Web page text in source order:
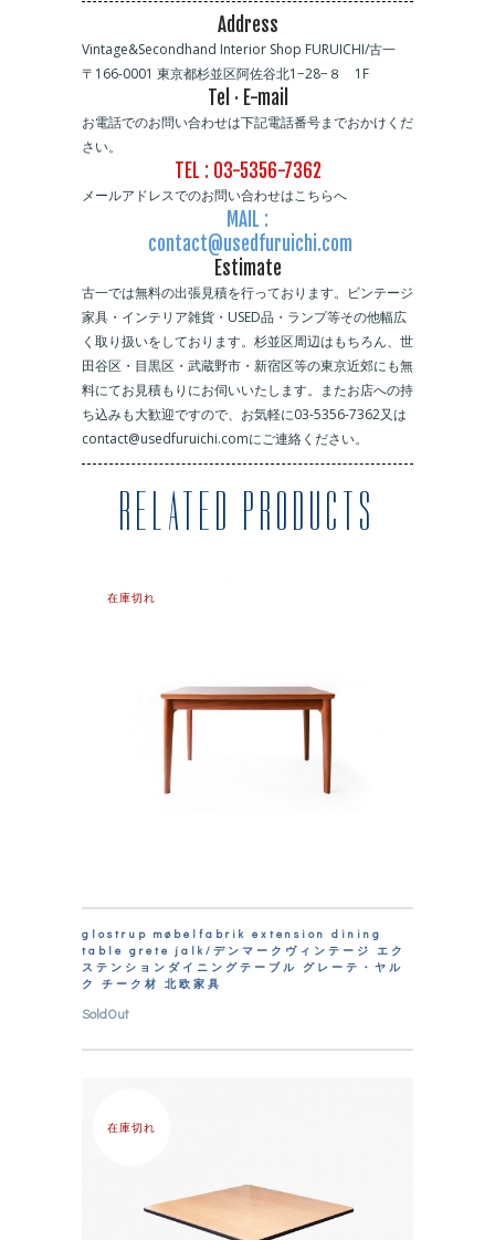
Address
Vintage&Secondhand Interior Shop FURUICHI/古一
〒166-0001 東京都杉並区阿佐谷北1−28−８ 1F
Tel · E-mail
お電話でのお問い合わせは下記電話番号までおかけくだ
さい。
TEL : 03-5356-7362
メールアドレスでのお問い合わせはこちらへ
MAIL :
contact@usedfuruichi.com
Estimate
古一では無料の出張見積を行っております。ビンテージ
家具・インテリア雑貨・USED品・ランプ等その他幅広
く取り扱いをしております。杉並区周辺はもちろん、世
田谷区・目黒区・武蔵野市・新宿区等の東京近郊にも無
料にてお見積もりにお伺いいたします。またお店への持
ち込みも大歓迎ですので、お気軽に03-5356-7362又は
contact@usedfuruichi.comにご連絡ください。
RELATED PRODUCTS
在庫切れ
glostrup møbelfabrik extension dining
table grete jalk/デンマークヴィンテージ エク
ステンションダイニングテーブル グレーテ・ヤル
ク チーク材 北欧家具
SoldOut
在庫切れ